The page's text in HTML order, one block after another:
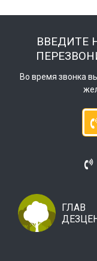
ВВЕДИТЕ
Во время звонка
ГЛАВ